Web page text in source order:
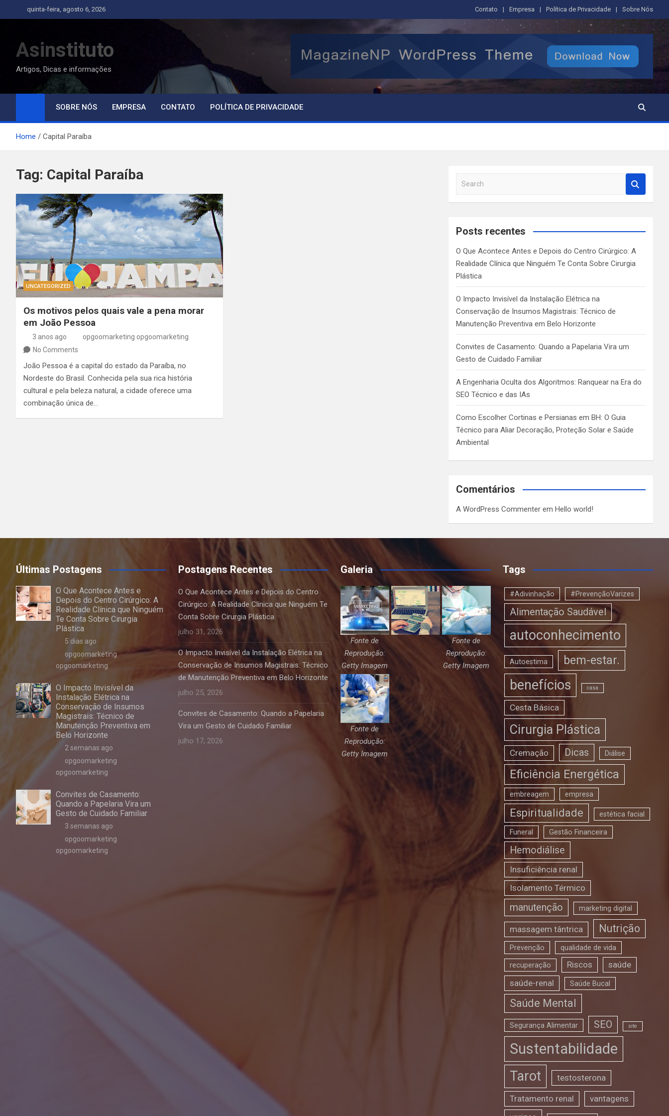
to
quinta-feira, agosto 6, 2026 Contato Empresa Política de Privacidade Sobre Nós
Asinstituto
Artigos, Dicas e informações
SOBRE NÓS EMPRESA CONTATO POLÍTICA DE PRIVACIDADE
Home Capital Paraíba
Tag: Capital Paraíba
UNCATEGORIZED
Os motivos pelos quais vale a pena morar
em João Pessoa
3 anos ago
opgoomarketing opgoomarketing
No Comments
João Pessoa é a capital do estado da Paraíba, no
Nordeste do Brasil. Conhecida pela sua rica história
cultural e pela beleza natural, a cidade oferece uma
combinação única de…
a
c
Posts recentes
O Que Acontece Antes e Depois do Centro Cirúrgico: A
Realidade Clínica que Ninguém Te Conta Sobre Cirurgia
Plástica
O Impacto Invisível da Instalação Elétrica na
Conservação de Insumos Magistrais: Técnico de
Manutenção Preventiva em Belo Horizonte
Convites de Casamento: Quando a Papelaria Vira um
Gesto de Cuidado Familiar
A Engenharia Oculta dos Algoritmos: Ranquear na Era do
SEO Técnico e das IAs
Como Escolher Cortinas e Persianas em BH: O Guia
Técnico para Aliar Decoração, Proteção Solar e Saúde
Ambiental
Comentários
A WordPress Commenter emHello world!
Últimas Postagens
O Que Acontece Antes e
Depois do Centro Cirúrgico: A
Realidade Clínica que Ninguém
Te Conta Sobre Cirurgia
Plástica
5 dias ago
opgoomarketing
opgoomarketing
O Impacto Invisível da
Instalação Elétrica na
Conservação de Insumos
Magistrais: Técnico de
Manutenção Preventiva em
Belo Horizonte
2 semanas ago
opgoomarketing
opgoomarketing
Convites de Casamento:
Quando a Papelaria Vira um
Gesto de Cuidado Familiar
3 semanas ago
opgoomarketing
opgoomarketing
Postagens Recentes
O Que Acontece Antes e Depois do Centro
Cirúrgico: A Realidade Clínica que Ninguém Te
Conta Sobre Cirurgia Plástica
julho 31, 2026
O Impacto Invisível da Instalação Elétrica na
Conservação de Insumos Magistrais: Técnico
de Manutenção Preventiva em Belo Horizonte
julho 25, 2026
Convites de Casamento: Quando a Papelaria
Vira um Gesto de Cuidado Familiar
julho 17, 2026
Galeria
Fonte de
Reprodução:
Getty Imagem
Fonte de
Reprodução:
Getty Imagem
Fonte de
Reprodução:
Getty Imagem
Tags
#Adivinhação #PrevençãoVarizes
Alimentação Saudável
autoconhecimento
Autoestima bem-estar.
benefícios casa
Cesta Básica
Cirurgia Plástica
Cremação Dicas Diálise
Eficiência Energética
embreagem empresa
Espiritualidade estética facial
Funeral Gestão Financeira
Hemodiálise
Insuficiência renal
Isolamento Térmico
manutenção marketing digital
massagem tântrica Nutrição
Prevenção qualidade de vida
recuperação Riscos
saúde
saúde-renal
Saúde Bucal
Saúde Mental
Segurança Alimentar SEO site
Sustentabilidade
Tarot testosterona
Tratamento renal
vantagens